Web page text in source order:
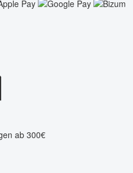
ab 300€